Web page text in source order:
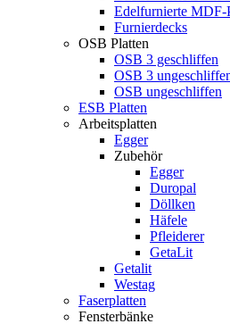
Edelfurnierte MDF-
Furnierdecks
OSB Platten
OSB 3 geschliffen
OSB 3
OSB ungeschliffen
ESB Platten
Arbeitsplatten
Egger
Zubehör
Egger
Duropal
Döllken
Häfele
Pfleiderer
GetaLit
Getalit
Westag
Faserplatten
Fensterbänke